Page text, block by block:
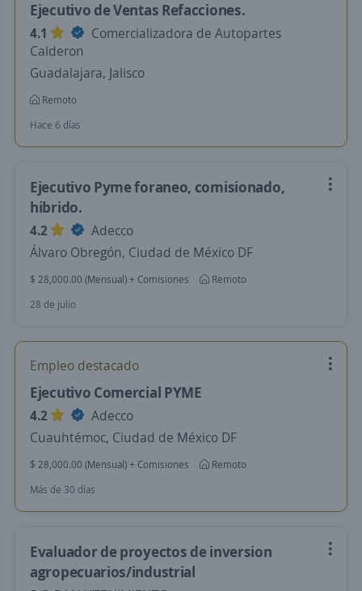
Ejecutivo de Ventas Refacciones.
4.1
Comercializadora de Autopartes
Calderon
Guadalajara, Jalisco
Remoto
Hace 6 días
Ejecutivo Pyme foraneo, comisionado,
hibrido.
4.2
Adecco
Álvaro Obregón, Ciudad de México DF
$ 28,000.00 (Mensual) + Comisiones
Remoto
28 de julio
Empleo destacado
Ejecutivo Comercial PYME
4.2
Adecco
Cuauhtémoc, Ciudad de México DF
$ 28,000.00 (Mensual) + Comisiones
Remoto
Más de 30 días
Evaluador de proyectos de inversion
agropecuarios/industrial